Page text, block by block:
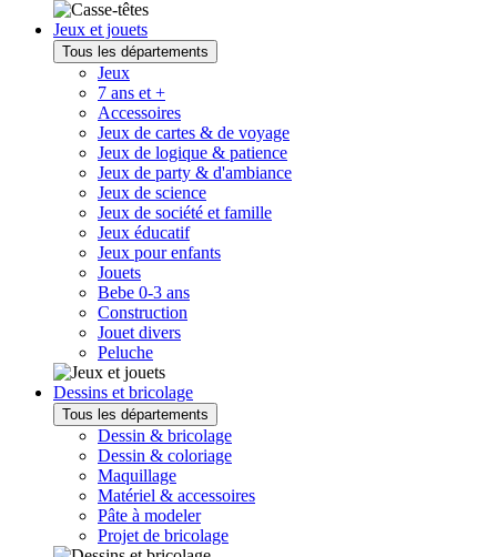
Jeux et jouets
Tous les départements
Jeux
7 ans et +
Accessoires
Jeux de cartes & de voyage
Jeux de logique & patience
Jeux de party & d'ambiance
Jeux de science
Jeux de société et famille
Jeux éducatif
Jeux pour enfants
Jouets
Bebe 0-3 ans
Construction
Jouet divers
Peluche
Dessins et bricolage
Tous les départements
Dessin & bricolage
Dessin & coloriage
Maquillage
Matériel & accessoires
Pâte à modeler
Projet de bricolage